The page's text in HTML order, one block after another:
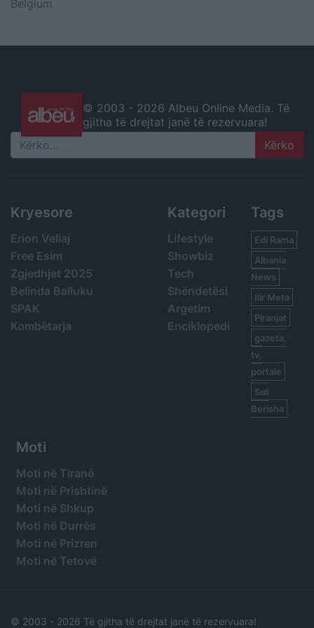
Belgium
© 2003 - 2026 Albeu Online Media. Të
gjitha të drejtat janë të rezervuara!
Search
Kryesore
Erion Veliaj
Free Esim
Zgjedhjet 2025
Belinda Balluku
SPAK
Kombëtarja
Kategori
Lifestyle
Showbiz
Tech
Shëndetësi
Argetim
Enciklopedi
Tags
Edi Rama
Albania
News
Ilir Meta
Piranjat
gazeta,
tv,
portale
Sali
Berisha
Moti
Moti në Tiranë
Moti në Prishtinë
Moti në Shkup
Moti në Durrës
Moti në Prizren
Moti në Tetovë
© 2003 - 2026 Të gjitha të drejtat janë të rezervuara!